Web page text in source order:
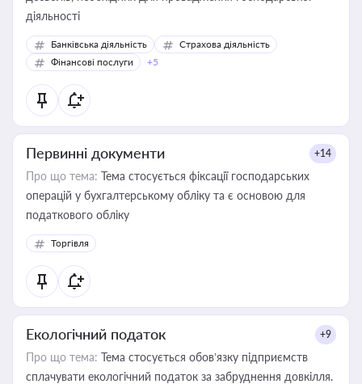
діяльності
Банківська діяльність
Страхова діяльність
Фінансові послуги
+5
Первинні документи +14
Про що тема: Тема стосується фіксації господарських
операцій у бухгалтерському обліку та є основою для
податкового обліку
Торгівля
Екологічний податок +9
Про що тема: Тема стосується обов’язку підприємств
сплачувати екологічний податок за забруднення довкілля.